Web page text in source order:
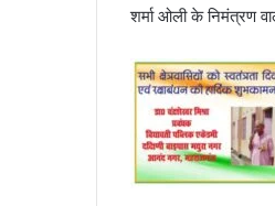
शर्मा ओली के निमंत्रण